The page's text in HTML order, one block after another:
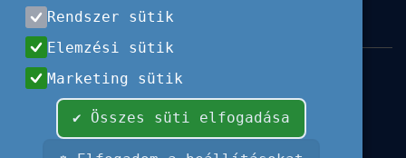
Impresszum |Használati feltételek
Adatvédelem|Sajtóközlemények|Kapcsolat
Minden jog fenntartva, 2026 © Tempus
Rendszer sütik
Elemzési sütik
Marketing sütik
✔ Összes süti elfogadása